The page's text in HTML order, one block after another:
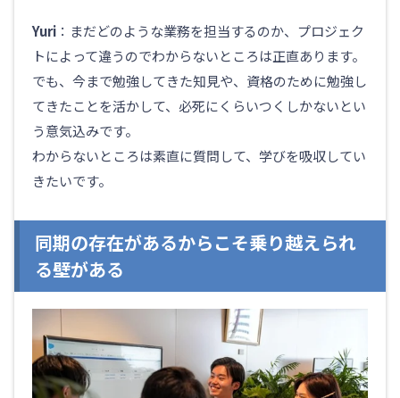
Yuri ：まだどのような業務を担当するのか、プロジェク
トによって違うのでわからないところは正直あります。
でも、今まで勉強してきた知見や、資格のために勉強し
てきたことを活かして、必死にくらいつくしかないとい
う意気込みです。
わからないところは素直に質問して、学びを吸収してい
きたいです。
同期の存在があるからこそ乗り越えられ
る壁がある